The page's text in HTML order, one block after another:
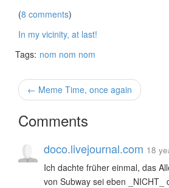
(8 comments)
In my vicinity, at last!
Tags: nom nom nom
← Meme Time, once again
Comments
doco.livejournal.com 18
Ich dachte früher einmal, das
von Subway sei eben _NICHT_